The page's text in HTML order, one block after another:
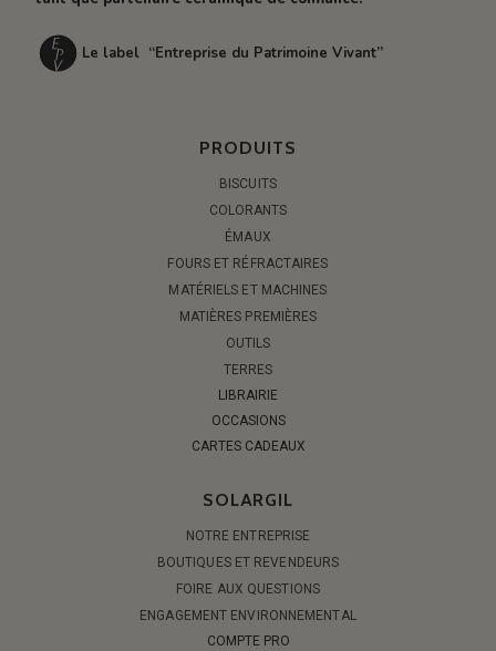
Le label “Entreprise du Patrimoine Vivant”
PRODUITS
BISCUITS
COLORANTS
ÉMAUX
FOURS ET RÉFRACTAIRES
MATÉRIELS ET MACHINES
MATIÈRES PREMIÈRES
OUTILS
TERRES
LIBRAIRIE
OCCASIONS
CARTES CADEAUX
SOLARGIL
NOTRE ENTREPRISE
BOUTIQUES ET REVENDEURS
FOIRE AUX QUESTIONS
ENGAGEMENT ENVIRONNEMENTAL
COMPTE PRO